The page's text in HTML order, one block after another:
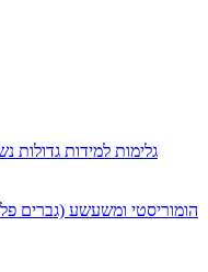
גלימות למידות גדולות
הומוריסטי ומשעשע (גברים